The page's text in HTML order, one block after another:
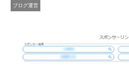
ブログ運営